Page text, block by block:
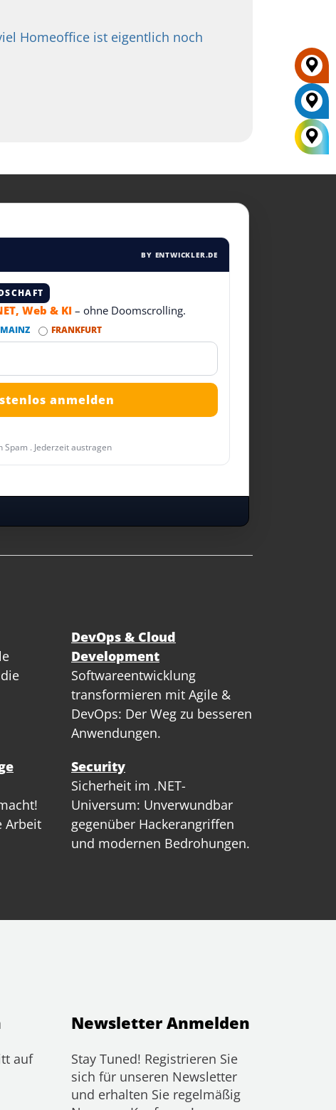
Homeoffice ist eigentlich noch
BY ENTWICKLER.DE
Web & KI – ohne Doomscrolling.
MAINZ FRANKFURT
Spam . Jederzeit austragen
DevOps & Cloud
Development
Softwareentwicklung
transformieren mit Agile &
DevOps: Der Weg zu besseren
Anwendungen.
Arbeit
Security
Sicherheit im .NET-
Universum: Unverwundbar
gegenüber Hackerangriffen
und modernen Bedrohungen.
auf
Newsletter Anmelden
Stay Tuned! Registrieren Sie
sich für unseren Newsletter
und erhalten Sie regelmäßig